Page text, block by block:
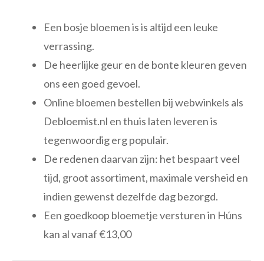
Een bosje bloemen is is altijd een leuke
verrassing.
De heerlijke geur en de bonte kleuren geven
ons een goed gevoel.
Online bloemen bestellen bij webwinkels als
Debloemist.nl en thuis laten leveren is
tegenwoordig erg populair.
De redenen daarvan zijn: het bespaart veel
tijd, groot assortiment, maximale versheid en
indien gewenst dezelfde dag bezorgd.
Een goedkoop bloemetje versturen in Húns
kan al vanaf €13,00